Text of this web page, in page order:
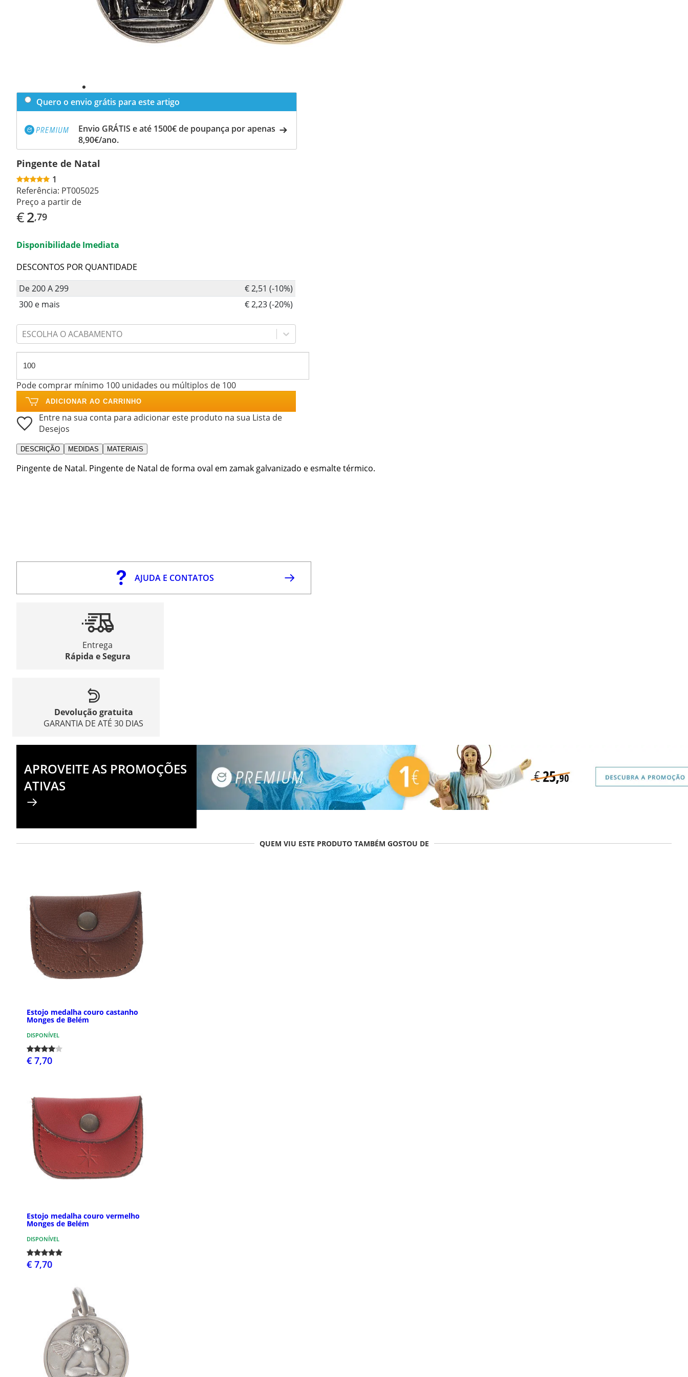
Quero o envio grátis para este artigo
Envio GRÁTIS e até 1500€ de poupança por apenas
8,90€/ano.
Pingente de Natal
1
Referência: PT005025
Preço a partir de
€2,79
Disponibilidade Imediata
DESCONTOS POR QUANTIDADE
De 200 A 299
€ 2,51 (-10%)
300 e mais
€ 2,23 (-20%)
ESCOLHA O ACABAMENTO
Pode comprar mínimo 100 unidades ou múltiplos de 100
ADICIONAR AO CARRINHO
Entre na sua conta para adicionar este produto na sua Lista de
Desejos
DESCRIÇÃO MEDIDAS MATERIAIS
Pingente de Natal. Pingente de Natal de forma oval em zamak galvanizado e esmalte térmico.
AJUDA E CONTATOS
Entrega
Rápida e Segura
Devolução gratuita
GARANTIA DE ATÉ 30 DIAS
APROVEITE AS PROMOÇÕES
ATIVAS
QUEM VIU ESTE PRODUTO TAMBÉM GOSTOU DE
Estojo medalha couro castanho
Monges de Belém
DISPONÍVEL
€ 7,70
Estojo medalha couro vermelho
Monges de Belém
DISPONÍVEL
€ 7,70